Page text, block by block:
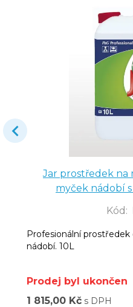
Jar prostředek
myček nádobí
Kód :
Profesionální
nádobí. 10L
Prodej byl ukončen
1 815,00 Kč s DPH